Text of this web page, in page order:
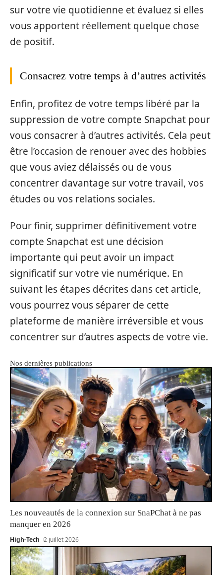
sur votre vie quotidienne et évaluez si elles
vous apportent réellement quelque chose
de positif.
Consacrez votre temps à d’autres activités
Enfin, profitez de votre temps libéré par la
suppression de votre compte Snapchat pour
vous consacrer à d’autres activités. Cela peut
être l’occasion de renouer avec des hobbies
que vous aviez délaissés ou de vous
concentrer davantage sur votre travail, vos
études ou vos relations sociales.
Pour finir, supprimer définitivement votre
compte Snapchat est une décision
importante qui peut avoir un impact
significatif sur votre vie numérique. En
suivant les étapes décrites dans cet article,
vous pourrez vous séparer de cette
plateforme de manière irréversible et vous
concentrer sur d’autres aspects de votre vie.
Nos dernières publications
Les nouveautés de la connexion sur SnaPChat à ne pas
manquer en 2026
High-Tech 2 juillet 2026